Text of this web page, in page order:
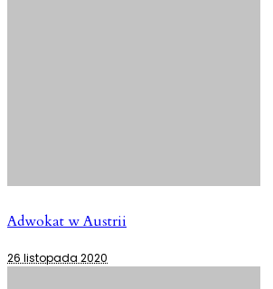
Adwokat w Austrii
26 listopada 2020